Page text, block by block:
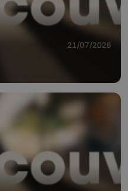
21/07/2026